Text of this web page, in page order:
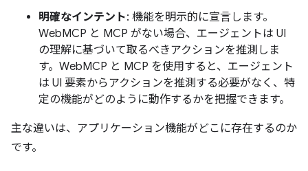
明確なインテント: 機能を明示的に宣言します。
WebMCP と MCP がない場合、エージェントは UI
の理解に基づいて取るべきアクションを推測しま
す。WebMCP と MCP を使用すると、エージェント
は UI 要素からアクションを推測する必要がなく、特
定の機能がどのように動作するかを把握できます。
主な違いは、アプリケーション機能がどこに存在するのか
です。